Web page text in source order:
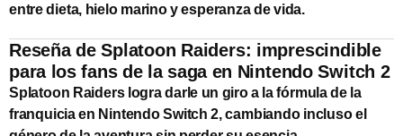
entre dieta, hielo marino y esperanza de vida.
Reseña de Splatoon Raiders: imprescindible
para los fans de la saga en Nintendo Switch 2
Splatoon Raiders logra darle un giro a la fórmula de la
franquicia en Nintendo Switch 2, cambiando incluso el